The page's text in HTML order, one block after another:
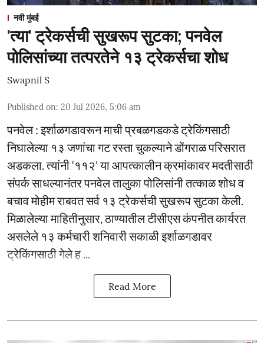
नवी मुंबई
'त्या' ट्रेकर्सची सुखरूप सुटका; पनवेल
पोलिसांच्या तत्परतेने १३ ट्रेकर्सचा शोध
Swapnil S
Published on: 20 Jul 2026, 5:06 am
पनवेल : इर्शाळगडावरून माची प्रबळगडकडे ट्रेकिंगसाठी
निघालेल्या १३ जणांचा गट रस्ता चुकल्याने डोंगराळ परिसरात
अडकला. त्यांनी ‘११२’ या आपत्कालीन क्रमांकावर मदतीसाठी
संपर्क साधल्यानंतर पनवेल तालुका पोलिसांनी तत्काळ शोध व
बचाव मोहीम राबवत सर्व १३ ट्रेकर्सची सुखरूप सुटका केली.
मिळालेल्या माहितीनुसार, ठाण्यातील टीसीएस कंपनीत कार्यरत
असलेले १३ कर्मचारी शनिवारी सकाळी इर्शाळगडावर
ट्रेकिंगसाठी गेले ह ...
Read More